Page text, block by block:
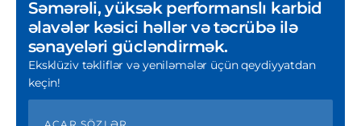
Səmərəli, yüksək performanslı karbid
əlavələr kəsici həllər və təcrübə ilə
sənayeləri gücləndirmək.
Eksklüziv təkliflər və yeniləmələr üçün qeydiyyatdan
keçin!